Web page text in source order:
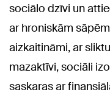
sociālo dzīvi un
ar hroniskām
aizkaitināmi, ar
mazaktīvi, sociāli
saskaras ar